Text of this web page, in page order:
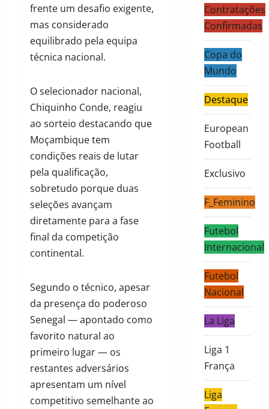
frente um desafio exigente,
mas considerado
equilibrado pela equipa
técnica nacional.
O selecionador nacional,
Chiquinho Conde, reagiu
ao sorteio destacando que
Moçambique tem
condições reais de lutar
pela qualificação,
sobretudo porque duas
seleções avançam
diretamente para a fase
final da competição
continental.
Segundo o técnico, apesar
da presença do poderoso
Senegal — apontado como
favorito natural ao
primeiro lugar — os
restantes adversários
apresentam um nível
competitivo semelhante ao
Contratações
Confirmadas
Copa do
Mundo
Destaque
European
Football
Exclusivo
F_Feminino
Futebol
Internacional
Futebol
Nacional
La Liga
Liga 1
França
Liga